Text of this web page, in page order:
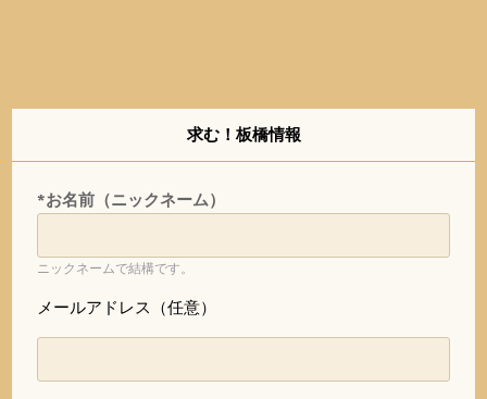
求む！板橋情報
*お名前（ニックネーム）
ニックネームで結構です。
メールアドレス（任意）